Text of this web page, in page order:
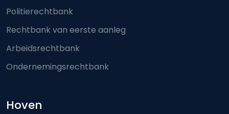
Politierechtbank
Rechtbank van eerste aanleg
Arbeidsrechtbank
Ondernemingsrechtbank
Hoven